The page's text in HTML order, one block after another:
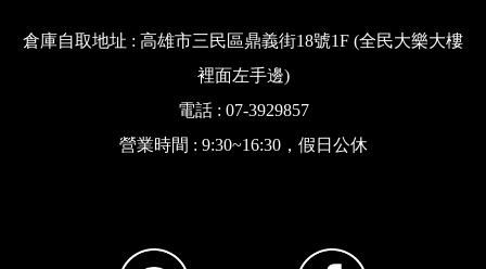
倉庫自取地址 : 高雄市三民區鼎義街18號1F (全民大樂大樓
裡面左手邊)
電話 : 07-3929857
營業時間 : 9:30~16:30，假日公休